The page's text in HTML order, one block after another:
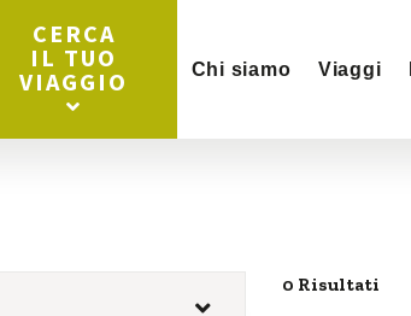
CERCA
IL TUO
VIAGGIO
Chi siamo Viaggi
0 Risultati